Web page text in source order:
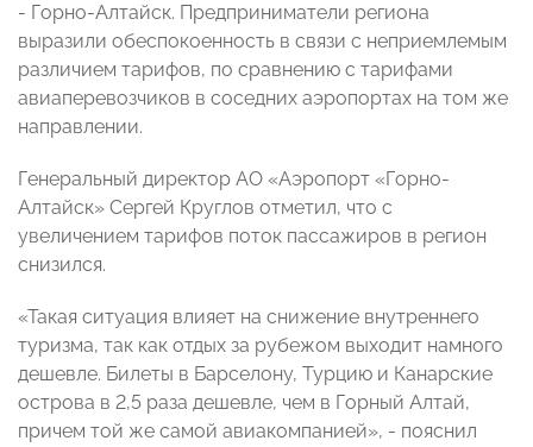
- Горно-Алтайск. Предприниматели региона
выразили обеспокоенность в связи с неприемлемым
различием тарифов, по сравнению с тарифами
авиаперевозчиков в соседних аэропортах на том же
направлении.
Генеральный директор АО «Аэропорт «Горно-
Алтайск» Сергей Круглов отметил, что с
увеличением тарифов поток пассажиров в регион
снизился.
«Такая ситуация влияет на снижение внутреннего
туризма, так как отдых за рубежом выходит намного
дешевле. Билеты в Барселону, Турцию и Канарские
острова в 2,5 раза дешевле, чем в Горный Алтай,
причем той же самой авиакомпанией», - пояснил